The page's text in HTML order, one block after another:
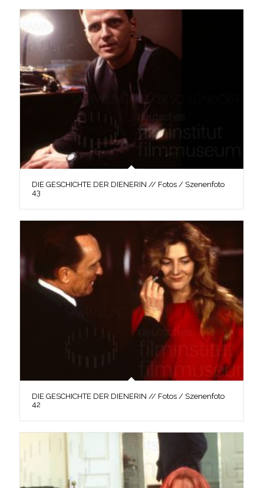
DIE GESCHICHTE DER DIENERIN // Fotos / Szenenfoto
43
DIE GESCHICHTE DER DIENERIN // Fotos / Szenenfoto
42